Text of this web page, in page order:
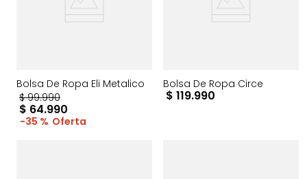
Bolsa De Ropa Eli Metalico
$ 99.990
$ 64.990
35 %
Bolsa De Ropa Circe
$ 119.990